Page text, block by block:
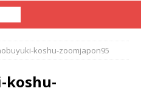
koshu-zoomjapon95
koshu-